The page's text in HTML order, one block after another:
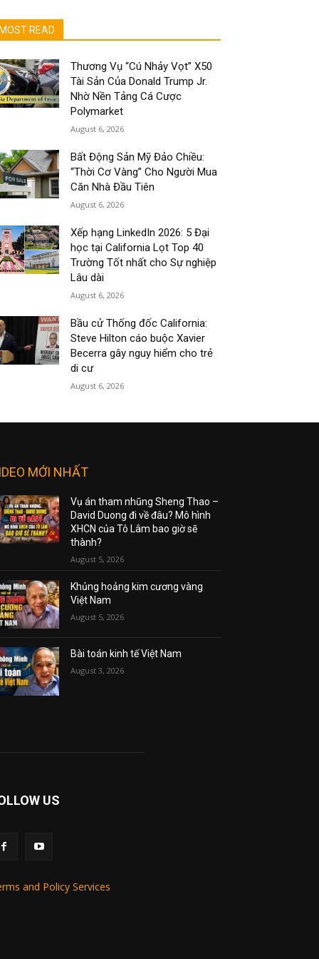
MOST READ
Thương Vụ “Cú Nhảy Vọt” X50
Tài Sản Của Donald Trump Jr.
Nhờ Nền Tảng Cá Cược
Polymarket
August 6, 2026
Bất Động Sản Mỹ Đảo Chiều:
“Thời Cơ Vàng” Cho Người Mua
Căn Nhà Đầu Tiên
August 6, 2026
Xếp hạng LinkedIn 2026: 5 Đại
học tại California Lọt Top 40
Trường Tốt nhất cho Sự nghiệp
Lâu dài
August 6, 2026
Bầu cử Thống đốc California:
Steve Hilton cáo buộc Xavier
Becerra gây nguy hiểm cho trẻ
di cư
August 6, 2026
MỚI NHẤT
Vụ án tham nhũng Sheng Thao –
David Duong đi về đâu? Mô hình
XHCN của Tô Lâm bao giờ sẽ
thành?
August 5, 2026
Khủng hoảng kim cương vàng
Việt Nam
August 5, 2026
Bài toán kinh tế Việt Nam
August 3, 2026
US
and Policy Services